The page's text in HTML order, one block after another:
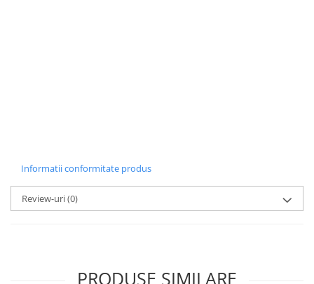
Informatii conformitate produs
Review-uri(0)
PRODUSE SIMILARE